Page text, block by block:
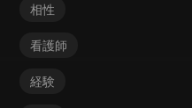
相性
看護師
経験